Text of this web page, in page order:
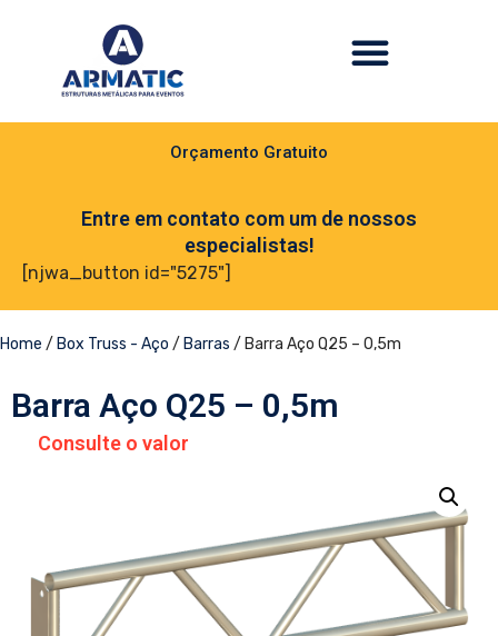
Orçamento Gratuito
Entre em contato com um de nossos
especialistas!
[njwa_button id="5275"]
Home / Box Truss - Aço / Barras / Barra Aço Q25 – 0,5m
Barra Aço Q25 – 0,5m
Consulte o valor